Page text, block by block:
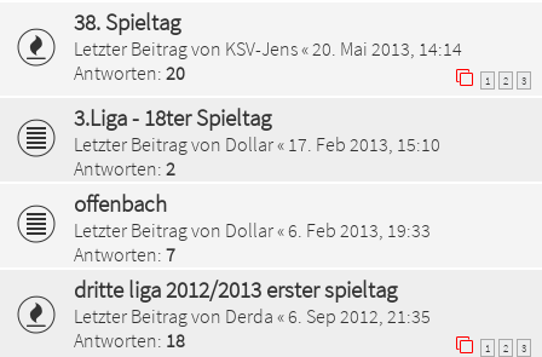
38. Spieltag
Letzter Beitrag von KSV-Jens« 20. Mai 2013, 14:14
Antworten: 20 1 2 3
3.Liga - 18ter Spieltag
Letzter Beitrag von Dollar« 17. Feb 2013, 15:10
Antworten: 2
offenbach
Letzter Beitrag von Dollar«6. Feb 2013, 19:33
Antworten: 7
dritte liga 2012/2013 erster spieltag
Letzter Beitrag von Derda «6. Sep 2012, 21:35
Antworten: 18 1 2 3